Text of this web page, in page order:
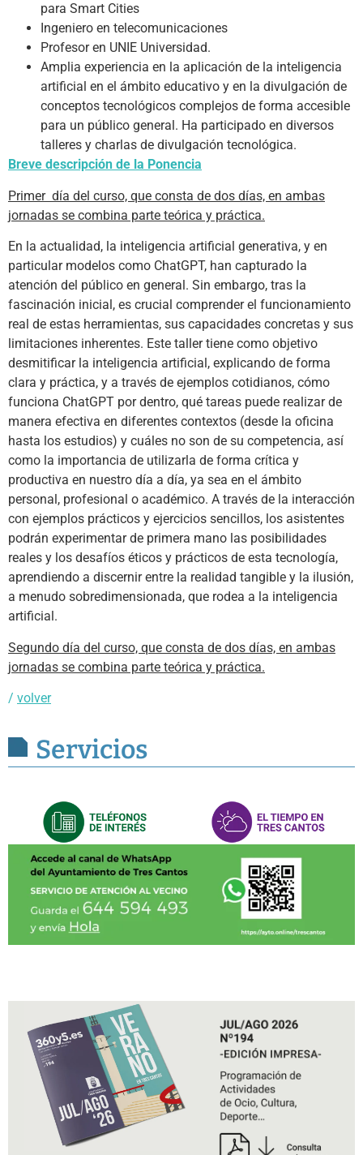
para Smart Cities
Ingeniero en telecomunicaciones
Profesor en UNIE Universidad.
Amplia experiencia en la aplicación de la inteligencia
artificial en el ámbito educativo y en la divulgación de
conceptos tecnológicos complejos de forma accesible
para un público general. Ha participado en diversos
talleres y charlas de divulgación tecnológica.
Breve descripción de la Ponencia
Primer día del curso, que consta de dos días, en ambas
jornadas se combina parte teórica y práctica.
En la actualidad, la inteligencia artificial generativa, y en
particular modelos como ChatGPT, han capturado la
atención del público en general. Sin embargo, tras la
fascinación inicial, es crucial comprender el funcionamiento
real de estas herramientas, sus capacidades concretas y sus
limitaciones inherentes. Este taller tiene como objetivo
desmitificar la inteligencia artificial, explicando de forma
clara y práctica, y a través de ejemplos cotidianos, cómo
funciona ChatGPT por dentro, qué tareas puede realizar de
manera efectiva en diferentes contextos (desde la oficina
hasta los estudios) y cuáles no son de su competencia, así
como la importancia de utilizarla de forma crítica y
productiva en nuestro día a día, ya sea en el ámbito
personal, profesional o académico. A través de la interacción
con ejemplos prácticos y ejercicios sencillos, los asistentes
podrán experimentar de primera mano las posibilidades
reales y los desafíos éticos y prácticos de esta tecnología,
aprendiendo a discernir entre la realidad tangible y la ilusión,
a menudo sobredimensionada, que rodea a la inteligencia
artificial.
Segundo día del curso, que consta de dos días, en ambas
jornadas se combina parte teórica y práctica.
/ volver
Servicios